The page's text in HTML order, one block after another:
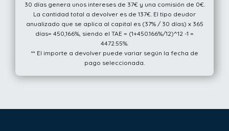
30 días genera unos intereses de 37€ y una comisión de 0€.
La cantidad total a devolver es de 137€. El tipo deudor
anualizado que se aplica al capital es (37% / 30 días) x 365
días= 450,166%, siendo el TAE = (1+450.166%/12)^12 -1 =
4472.55%.
** El importe a devolver puede variar según la fecha de
pago seleccionada.